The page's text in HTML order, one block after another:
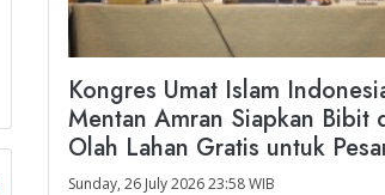
Kongres Umat Islam
Mentan Amran Siapkan Bibit
Olah Lahan Gratis untuk
Sunday, 26 July 2026 23:58 WIB